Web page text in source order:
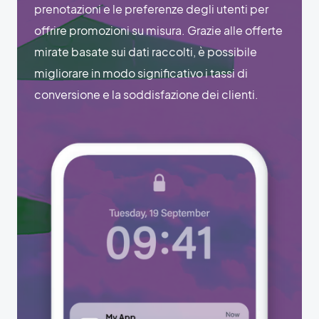
prenotazioni e le preferenze degli utenti per
offrire promozioni su misura. Grazie alle offerte
mirate basate sui dati raccolti, è possibile
migliorare in modo significativo i tassi di
conversione e la soddisfazione dei clienti.